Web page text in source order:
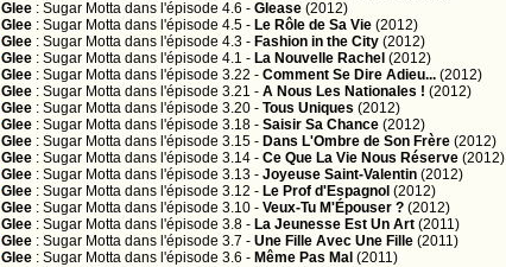
Glee : Sugar Motta dans l'épisode 4.6 - Glease (2012)
Glee : Sugar Motta dans l'épisode 4.5 - Le Rôle de Sa Vie (2012)
Glee : Sugar Motta dans l'épisode 4.3 - Fashion in the City (2012)
Glee : Sugar Motta dans l'épisode 4.1 - La Nouvelle Rachel (2012)
Glee : Sugar Motta dans l'épisode 3.22 - Comment Se Dire Adieu... (2012)
Glee : Sugar Motta dans l'épisode 3.21 - A Nous Les Nationales ! (2012)
Glee : Sugar Motta dans l'épisode 3.20 - Tous Uniques (2012)
Glee : Sugar Motta dans l'épisode 3.18 - Saisir Sa Chance (2012)
Glee : Sugar Motta dans l'épisode 3.15 - Dans L'Ombre de Son Frère (2012)
Glee : Sugar Motta dans l'épisode 3.14 - Ce Que La Vie Nous Réserve (2012)
Glee : Sugar Motta dans l'épisode 3.13 - Joyeuse Saint-Valentin (2012)
Glee : Sugar Motta dans l'épisode 3.12 - Le Prof d'Espagnol (2012)
Glee : Sugar Motta dans l'épisode 3.10 - Veux-Tu M'Épouser ? (2012)
Glee : Sugar Motta dans l'épisode 3.8 - La Jeunesse Est Un Art (2011)
Glee : Sugar Motta dans l'épisode 3.7 - Une Fille Avec Une Fille (2011)
Glee : Sugar Motta dans l'épisode 3.6 - Même Pas Mal (2011)